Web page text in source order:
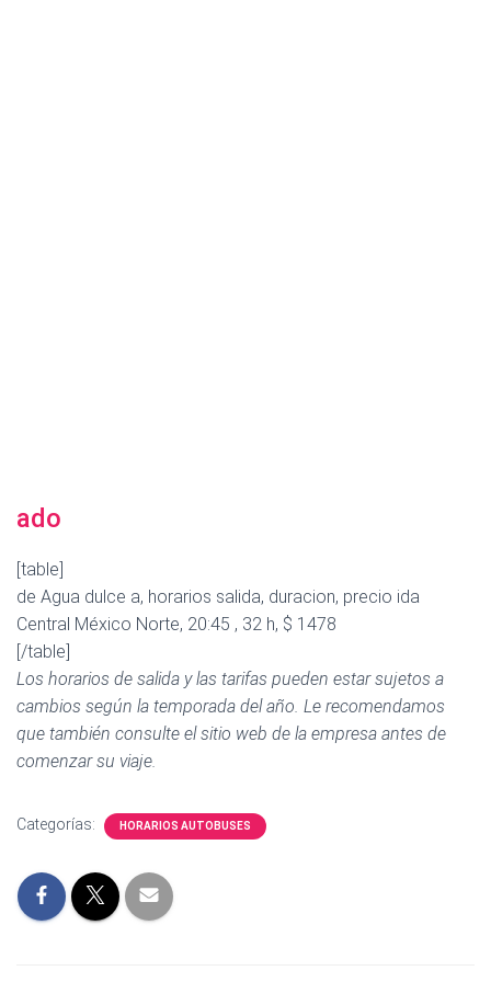
ado
[table]
de Agua dulce a, horarios salida, duracion, precio ida
Central México Norte, 20:45 , 32 h, $ 1478
[/table]
Los horarios de salida y las tarifas pueden estar sujetos a
cambios según la temporada del año. Le recomendamos
que también consulte el sitio web de la empresa antes de
comenzar su viaje.
Categorías: HORARIOS AUTOBUSES